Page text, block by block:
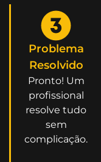
Problema
Resolvido
Pronto! Um
profissional
resolve tudo
sem
complicação.